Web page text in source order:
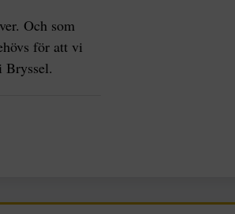
Och som
för att vi
Bryssel.